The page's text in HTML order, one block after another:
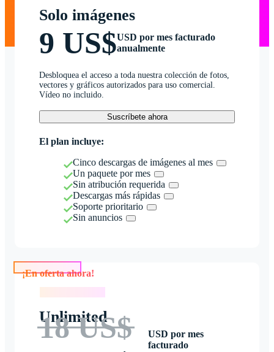
Solo imágenes
9 US$USD por mes facturado
anualmente
Desbloquea el acceso a toda nuestra colección de fotos,
vectores y gráficos autorizados para uso comercial.
Vídeo no incluido.
Suscríbete ahora
El plan incluye:
Cinco descargas de imágenes al mes
Un paquete por mes
Sin atribución requerida
Descargas más rápidas
Soporte prioritario
Sin anuncios
Unlimited
18 US$
USD por mes
facturado